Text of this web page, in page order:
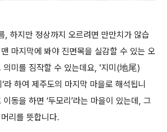
하지만 정상까지 오르려면 만만치가 않습
마지막에 봐야 진면목을 실감할 수 있는 오
의미를 짐작할 수 있는데요, '지미(地尾)
’라 하여 제주도의 마지막 마을로 해석됩니
동을 하면 ‘두모리’라는 마을이 있는데, 그
리를 뜻합니다.